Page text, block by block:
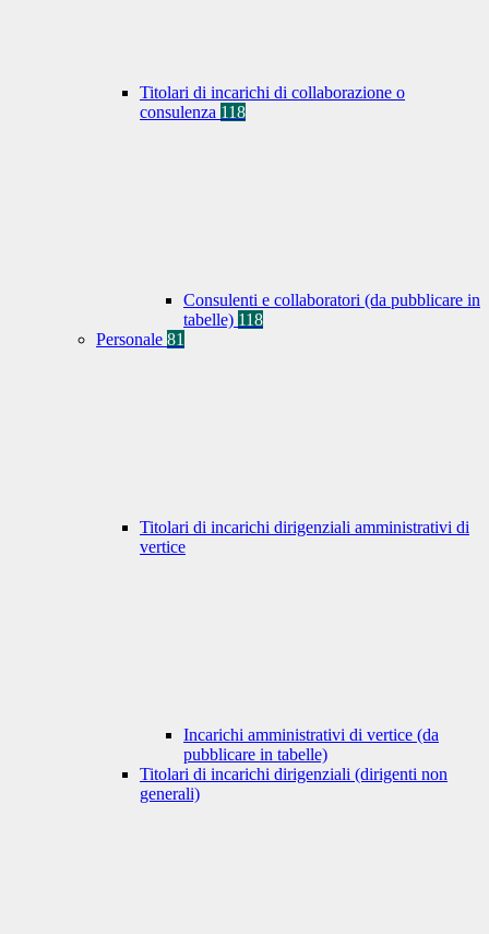
Titolari di incarichi di collaborazione o
consulenza 118
Consulenti e collaboratori (da pubblicare in
tabelle) 118
Personale 81
Titolari di incarichi dirigenziali amministrativi di
vertice
Incarichi amministrativi di vertice (da
pubblicare in tabelle)
Titolari di incarichi dirigenziali (dirigenti non
generali)